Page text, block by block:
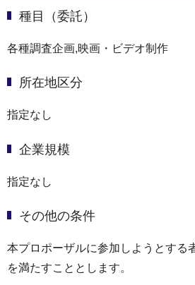
種目（委託）
各種調査企画,映画・ビデオ制作
所在地区分
指定なし
企業規模
指定なし
その他の条件
本プロポーザルに参加しようとする
を満たすこととします。